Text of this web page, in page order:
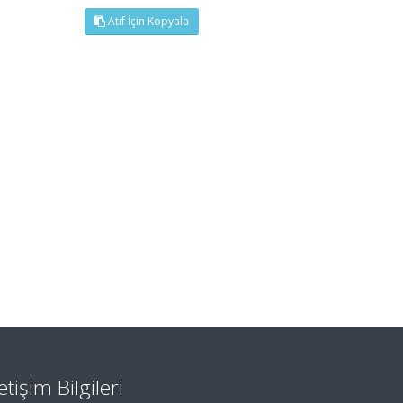
Atıf İçin Kopyala
Bilgileri